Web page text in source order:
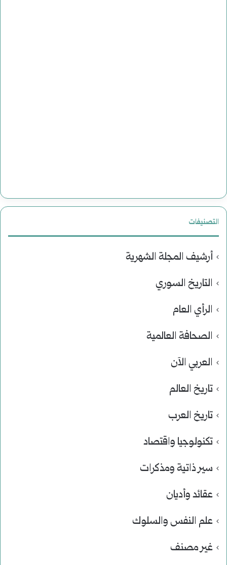
التصنيفات
أرشيف المجلة الشهرية
التاريخ السوري
الرأي العام
الصحافة العالمية
العربي الآن
تاريخ العالم
تاريخ العرب
تكنولوجيا واقتصاد
سير ذاتية ومذكرات
عقائد وأديان
علم النفس والسلوك
غير مصنف